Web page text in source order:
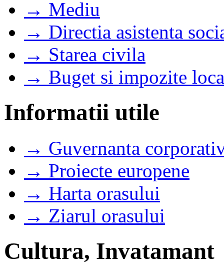
→ Mediu
→ Directia asistenta
→ Starea civila
→ Buget si impozite
Informatii utile
→ Guvernanta
→ Proiecte europene
→ Harta orasului
→ Ziarul orasului
Cultura, Invatamant